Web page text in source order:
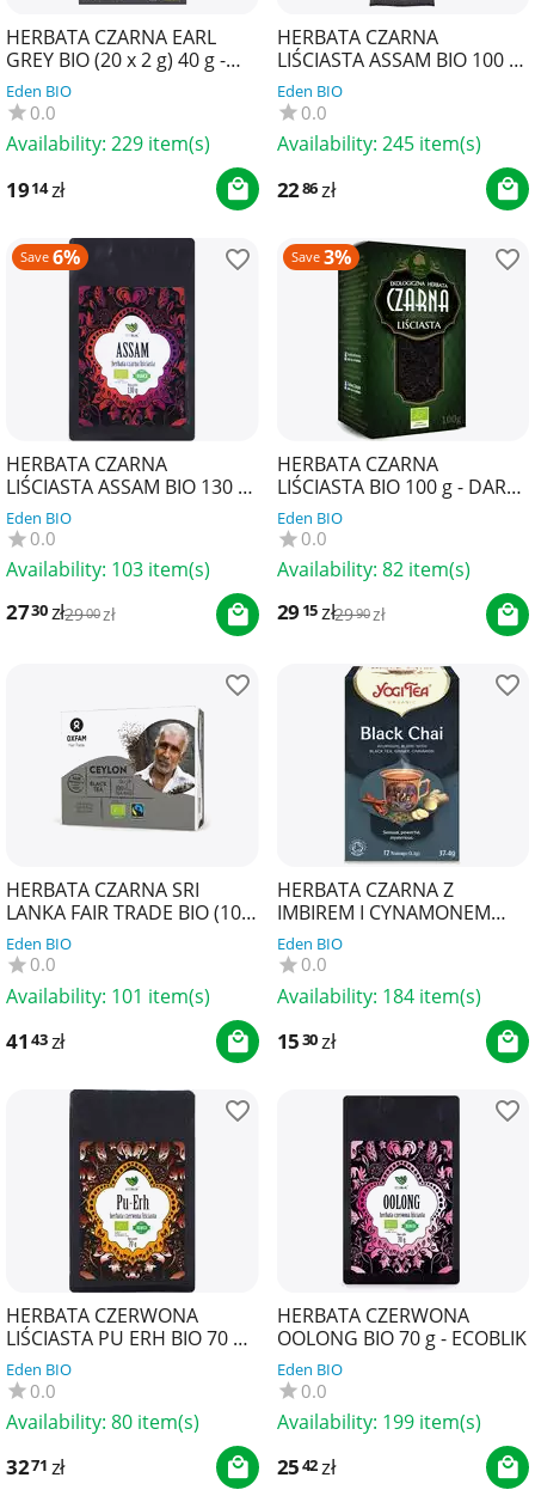
HERBATA CZARNA EARL
GREY BIO (20 x 2 g) 40 g -
LEBENSBAUM
Eden BIO
0.0
Availability: 229 item(s)
1914zł
HERBATA CZARNA
LIŚCIASTA ASSAM BIO 100 g
- LEBENSBAUM
Eden BIO
0.0
Availability: 245 item(s)
2286zł
Save 6%
HERBATA CZARNA
LIŚCIASTA ASSAM BIO 130 g
- ECOBLIK
Eden BIO
0.0
Availability: 103 item(s)
2730zł2900zł
Save 3%
HERBATA CZARNA
LIŚCIASTA BIO 100 g - DARY
NATURY
Eden BIO
0.0
Availability: 82 item(s)
29 15zł2990zł
HERBATA CZARNA SRI
LANKA FAIR TRADE BIO (100
x 1,8 g) 180 g - OXFAM
Eden BIO
0.0
Availability: 101 item(s)
41 43zł
HERBATA CZARNA Z
IMBIREM I CYNAMONEM
(BLACK CHAI) BIO (17 x 2,2 g)
37,4 g - YOGI TEA
Eden BIO
0.0
Availability: 184 item(s)
1530zł
HERBATA CZERWONA
LIŚCIASTA PU ERH BIO 70 g -
ECOBLIK
Eden BIO
0.0
Availability: 80 item(s)
3271 zł
HERBATA CZERWONA
OOLONG BIO 70 g - ECOBLIK
Eden BIO
0.0
Availability: 199 item(s)
2542zł